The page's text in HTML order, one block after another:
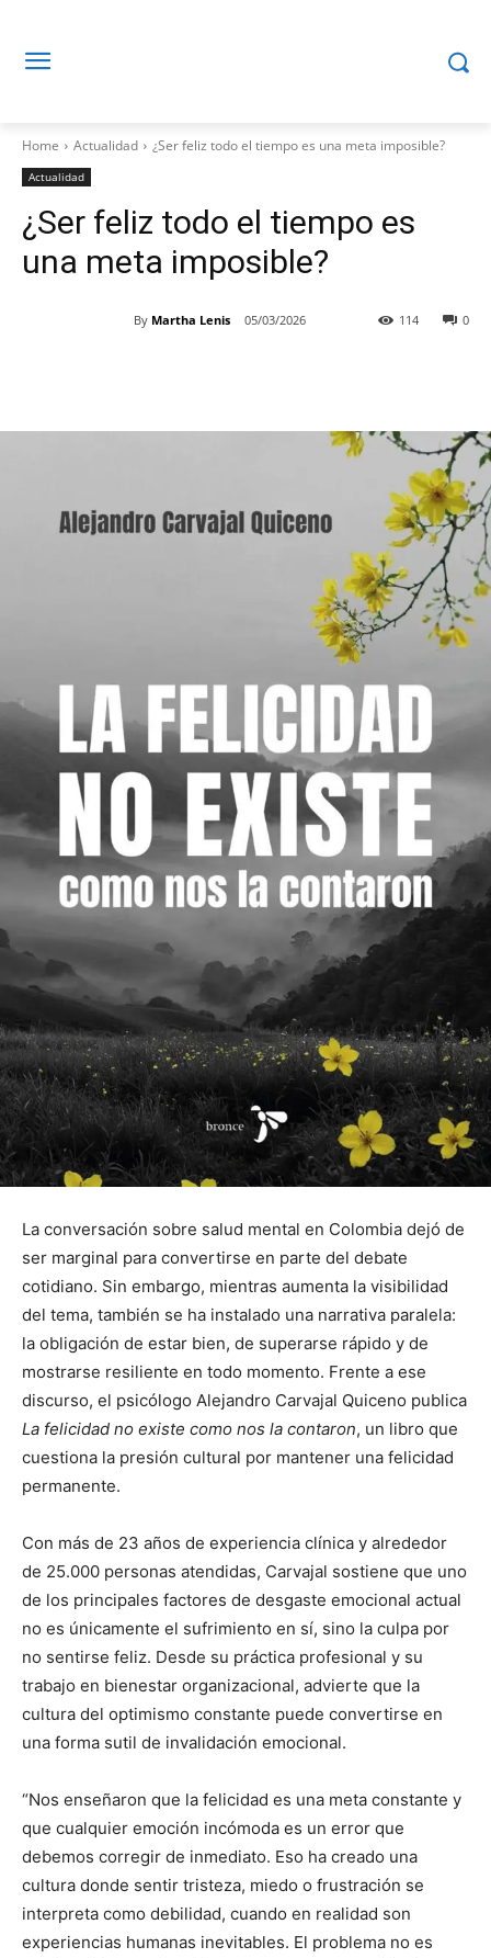
Home Actualidad ¿Ser feliz todo el tiempo es una meta imposible?
Actualidad
¿Ser feliz todo el tiempo es
una meta imposible?
By Martha Lenis 05/03/2026 0
114
La conversación sobre salud mental en Colombia dejó de
ser marginal para convertirse en parte del debate
cotidiano. Sin embargo, mientras aumenta la visibilidad
del tema, también se ha instalado una narrativa paralela:
la obligación de estar bien, de superarse rápido y de
mostrarse resiliente en todo momento. Frente a ese
discurso, el psicólogo Alejandro Carvajal Quiceno publica
La felicidad no existe como nos la contaron, un libro que
cuestiona la presión cultural por mantener una felicidad
permanente.
Con más de 23 años de experiencia clínica y alrededor
de 25.000 personas atendidas, Carvajal sostiene que uno
de los principales factores de desgaste emocional actual
no es únicamente el sufrimiento en sí, sino la culpa por
no sentirse feliz. Desde su práctica profesional y su
trabajo en bienestar organizacional, advierte que la
cultura del optimismo constante puede convertirse en
una forma sutil de invalidación emocional.
“Nos enseñaron que la felicidad es una meta constante y
que cualquier emoción incómoda es un error que
debemos corregir de inmediato. Eso ha creado una
cultura donde sentir tristeza, miedo o frustración se
interpreta como debilidad, cuando en realidad son
experiencias humanas inevitables. El problema no es